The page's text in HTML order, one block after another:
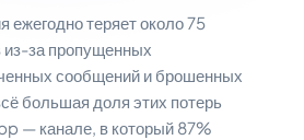
ежегодно теряет около 75
за пропущенных
сообщений и брошенных
большая доля этих потерь
— канале, в который 87%